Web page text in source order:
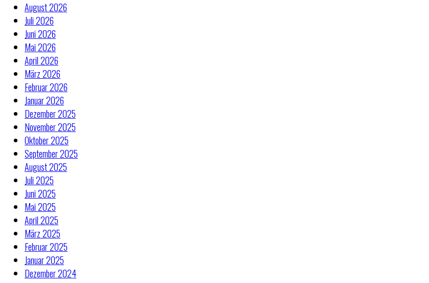
August 2026
Juli 2026
Juni 2026
Mai 2026
April 2026
März 2026
Februar 2026
Januar 2026
Dezember 2025
November 2025
Oktober 2025
September 2025
August 2025
Juli 2025
Juni 2025
Mai 2025
April 2025
März 2025
Februar 2025
Januar 2025
Dezember 2024